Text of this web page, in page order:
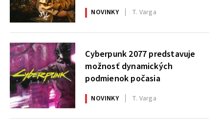
NOVINKY T. Varga
Cyberpunk 2077 predstavuje
možnosť dynamických
podmienok počasia
NOVINKY T. Varga